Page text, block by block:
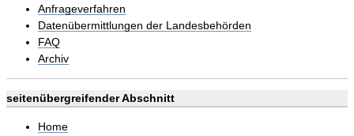
Anfrageverfahren
Datenübermittlungen der Landesbehörden
FAQ
Archiv
seitenübergreifender Abschnitt
Home